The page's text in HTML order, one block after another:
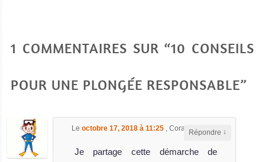
1 COMMENTAIRES SUR “10 CONSEILS
POUR UNE PLONGÉE RESPONSABLE”
Le octobre 17, 2018 à 11:25 , Coralie a dit :
Je partage cette démarche de
Répondre ↓